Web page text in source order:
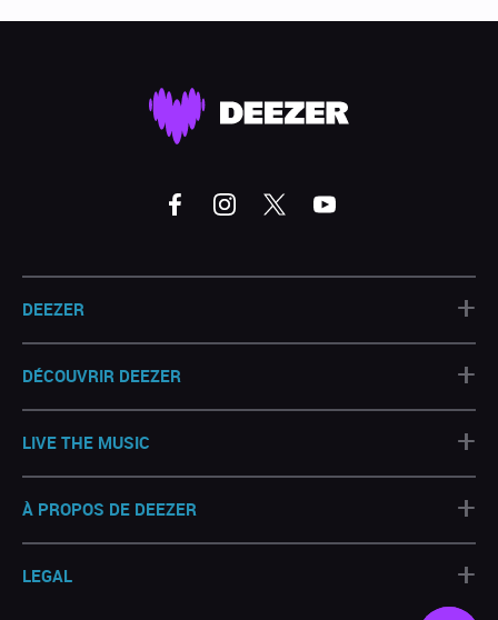
DEEZER +
DÉCOUVRIR DEEZER +
LIVE THE MUSIC +
À PROPOS DE DEEZER +
LEGAL +